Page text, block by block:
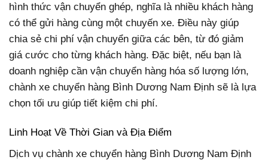
hình thức vận chuyển ghép, nghĩa là nhiều khách hàng
có thể gửi hàng cùng một chuyến xe. Điều này giúp
chia sẻ chi phí vận chuyển giữa các bên, từ đó giảm
giá cước cho từng khách hàng. Đặc biệt, nếu bạn là
doanh nghiệp cần vận chuyển hàng hóa số lượng lớn,
chành xe chuyển hàng Bình Dương Nam Định sẽ là lựa
chọn tối ưu giúp tiết kiệm chi phí.
Linh Hoạt Về Thời Gian và Địa Điểm
Dịch vụ chành xe chuyển hàng Bình Dương Nam Định